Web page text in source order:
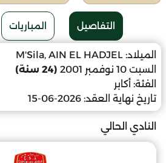
التفاصيل المباريات
الميلاد: M'Sila, AIN EL HADJEL
السبت 10 نوفمبر 2001
(24 سنة)
الفئة: أكابر
تاريخ نهاية العقد: 2026-06-15
النادي الحالي